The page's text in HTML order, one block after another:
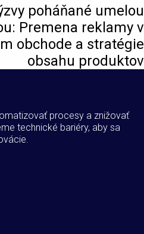
poháňané umelou
Premena reklamy v
obchode a stratégie
obsahu produktov
procesy a znižovať
technické bariéry, aby sa